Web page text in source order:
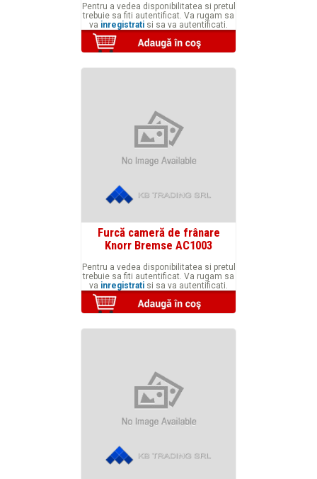
Pentru a vedea disponibilitatea si pretul
trebuie sa fiti autentificat. Va rugam sa
va inregistrati si sa va autentificati.
Furcă cameră de frânare
Knorr Bremse AC1003
Pentru a vedea disponibilitatea si pretul
trebuie sa fiti autentificat. Va rugam sa
va inregistrati si sa va autentificati.